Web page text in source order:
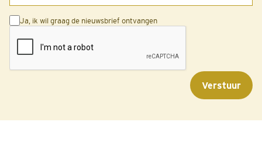
Ja, ik wil graag de nieuwsbrief ontvangen